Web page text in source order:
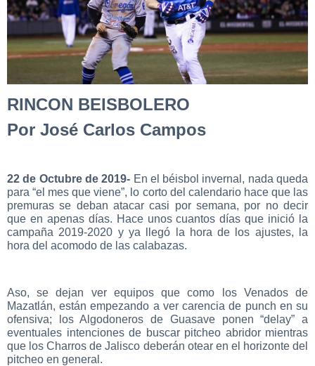
RINCON BEISBOLERO
Por José Carlos Campos
22 de Octubre de 2019- En el béisbol invernal, nada queda
para “el mes que viene”, lo corto del calendario hace que las
premuras se deban atacar casi por semana, por no decir
que en apenas días. Hace unos cuantos días que inició la
campaña 2019-2020 y ya llegó la hora de los ajustes, la
hora del acomodo de las calabazas.
Aso, se dejan ver equipos que como los Venados de
Mazatlán, están empezando a ver carencia de punch en su
ofensiva; los Algodoneros de Guasave ponen “delay” a
eventuales intenciones de buscar pitcheo abridor mientras
que los Charros de Jalisco deberán otear en el horizonte del
pitcheo en general.